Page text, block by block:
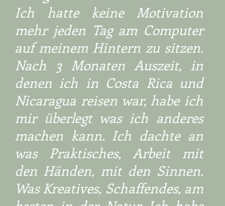
Ich hatte keine Motivation
mehr jeden Tag am Computer
auf meinem Hintern zu sitzen.
Nach 3 Monaten Auszeit, in
denen ich in Costa Rica und
Nicaragua reisen war, habe ich
mir überlegt was ich anderes
machen kann. Ich dachte an
was Praktisches, Arbeit mit
den Händen, mit den Sinnen.
Was Kreatives, Schaffendes, am